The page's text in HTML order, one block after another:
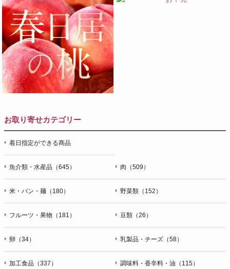
お取り寄せカテゴリー
着日指定ができる商品
魚介類・水産品（645） 肉（509）
米・パン・麺（180） 野菜類（152）
フルーツ・果物（181） 豆類（26）
卵（34） 乳製品・チーズ（58）
加工食品（337） 調味料・香辛料・油（115）